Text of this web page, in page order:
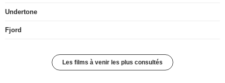
Undertone
Fjord
Les films à venir les plus consultés